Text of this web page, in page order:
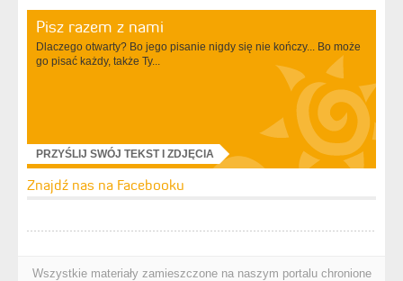
Pisz razem z nami
Dlaczego otwarty? Bo jego pisanie nigdy się nie kończy... Bo może
go pisać każdy, także Ty...
PRZYŚLIJ SWÓJ TEKST I ZDJĘCIA
Znajdź nas na Facebooku
Wszystkie materiały zamieszczone na naszym portalu chronione